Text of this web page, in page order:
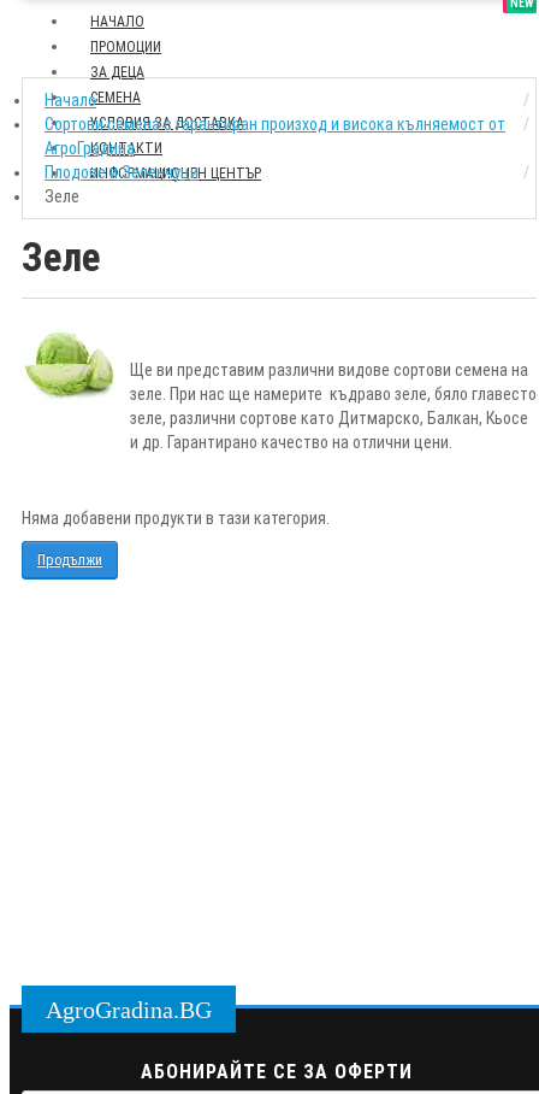
НАЧАЛО
SALE
ПРОМОЦИИ
NEW
ЗА ДЕЦА
СЕМЕНА
УСЛОВИЯ ЗА ДОСТАВКА
КОНТАКТИ
ИНФОРМАЦИОНЕН ЦЕНТЪР
Начало
Сортови семена с гарантиран произход и висока кълняемост от
АгроГрадина
Плодове и Зеленчуци
Зеле
Зеле
Ще ви представим различни видове сортови семена на
зеле. При нас ще намерите къдраво зеле, бяло главесто
зеле, различни сортове като Дитмарско, Балкан, Кьосе
и др. Гарантирано качество на отлични цени.
Няма добавени продукти в тази категория.
Продължи
AgroGradina.BG
АБОНИРАЙТЕ СЕ ЗА ОФЕРТИ